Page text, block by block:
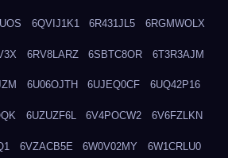
6QVIJ1K1 6R431JL5 6RGMWOLX
6RV8LARZ 6SBTC8OR 6T3R3AJM
6U06OJTH 6UJEQ0CF 6UQ42P16
6UZUZF6L 6V4POCW2 6V6FZLKN
6VZACB5E 6W0V02MY 6W1CRLU0